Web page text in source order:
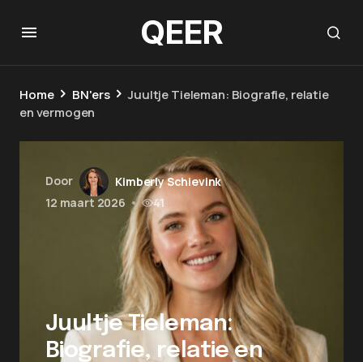
QEER
Home BN'ers
Juultje Tieleman: Biografie, relatie
en vermogen
Door
Kimberly Schievink
12 maart 2026 • 41
Juultje Tieleman:
Biografie, relatie en